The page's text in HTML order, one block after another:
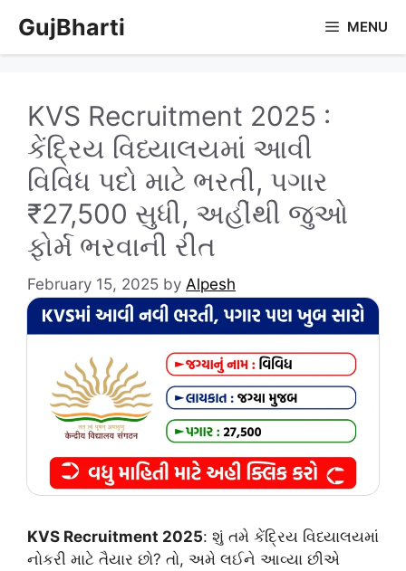
content
GujBharti MENU
KVS Recruitment 2025 :
કેંદ્રિય વિધ્યાલયમાં આવી
વિવિધ પદો માટે ભરતી, પગાર
₹27,500 સુધી, અહીંથી જુઓ
ફોર્મ ભરવાની રીત
February 15, 2025 by Alpesh
KVS Recruitment 2025: શું તમે કેંદ્રિય વિધ્યાલયમાં
નોકરી માટે તૈયાર છો? તો, અમે લઈને આવ્યા છીએ